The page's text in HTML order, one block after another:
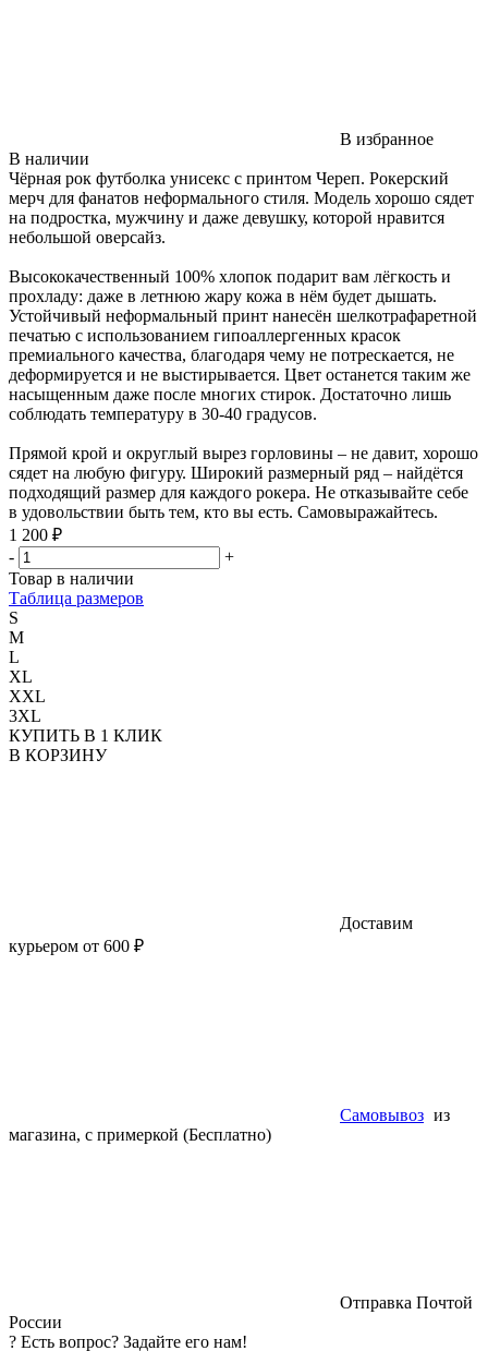
В избранное
В наличии
Чёрная рок футболка унисекс с принтом Череп. Рокерский
мерч для фанатов неформального стиля. Модель хорошо сядет
на подростка, мужчину и даже девушку, которой нравится
небольшой оверсайз.
Высококачественный 100% хлопок подарит вам лёгкость и
прохладу: даже в летнюю жару кожа в нём будет дышать.
Устойчивый неформальный принт нанесён шелкотрафаретной
печатью с использованием гипоаллергенных красок
премиального качества, благодаря чему не потрескается, не
деформируется и не выстирывается. Цвет останется таким же
насыщенным даже после многих стирок. Достаточно лишь
соблюдать температуру в 30-40 градусов.
Прямой крой и округлый вырез горловины – не давит, хорошо
сядет на любую фигуру. Широкий размерный ряд – найдётся
подходящий размер для каждого рокера. Не отказывайте себе
в удовольствии быть тем, кто вы есть. Самовыражайтесь.
1 200 ₽
-
+
Товар в наличии
Таблица размеров
S
M
L
XL
XXL
3XL
КУПИТЬ В 1 КЛИК
В КОРЗИНУ
Доставим
курьером от 600 ₽
Самовывоз из
магазина, с примеркой (Бесплатно)
Отправка Почтой
России
? Есть вопрос? Задайте его нам!